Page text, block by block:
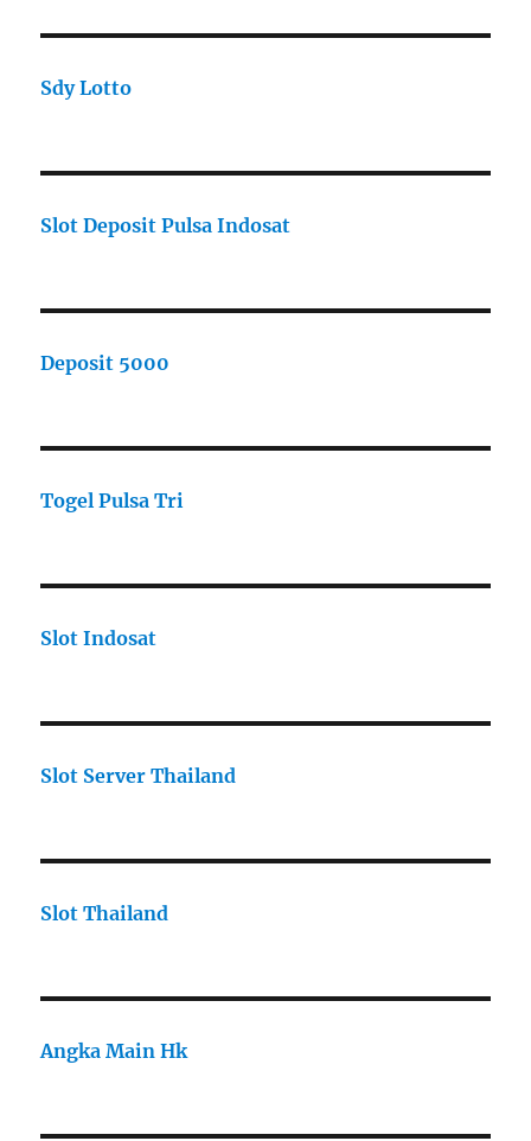
Sdy Lotto
Slot Deposit Pulsa Indosat
Deposit 5000
Togel Pulsa Tri
Slot Indosat
Slot Server Thailand
Slot Thailand
Angka Main Hk